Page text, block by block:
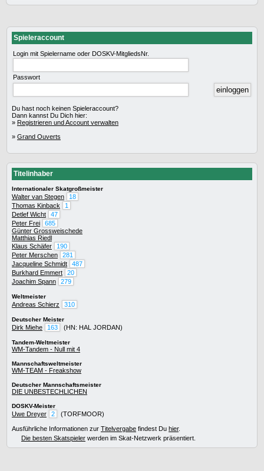
Spieleraccount
Login mit Spielername oder DOSKV-MitgliedsNr.
Passwort
Du hast noch keinen Spieleraccount?
Dann kannst Du Dich hier:
» Registrieren und Account verwalten
» Grand Ouverts
Titelinhaber
Internationaler Skatgroßmeister
Walter van Stegen
18
Thomas Kinback
1
Detlef Wicht
47
Peter Frei
685
Günter Grossweischede
Matthias Riedl
Klaus Schäfer
190
Peter Merschen
281
Jacqueline Schmidt
487
Burkhard Emmert
20
Joachim Spann
279
Weltmeister
Andreas Schierz 310
Deutscher Meister
Dirk Miehe 163 (HN: HAL JORDAN)
Tandem-Weltmeister
WM-Tandem - Null mit 4
Mannschaftsweltmeister
WM-TEAM - Freakshow
Deutscher Mannschaftsmeister
DIE UNBESTECHLICHEN
DOSKV-Meister
Uwe Dreyer 2 (TORFMOOR)
Ausführliche Informationen zur Titelvergabe findest Du hier.
Die besten Skatspieler werden im Skat-Netzwerk präsentiert.